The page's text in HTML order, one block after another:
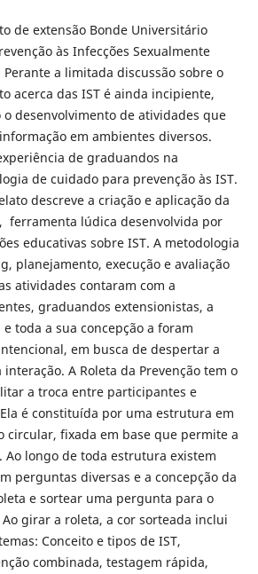
de extensão Bonde Universitário
às Infecções Sexualmente
Perante a limitada discussão sobre o
acerca das IST é ainda incipiente,
desenvolvimento de atividades que
em ambientes diversos.
de graduandos na
de cuidado para prevenção às IST.
descreve a criação e aplicação da
ferramenta lúdica desenvolvida por
educativas sobre IST. A metodologia
planejamento, execução e avaliação
atividades contaram com a
graduandos extensionistas, a
toda a sua concepção a foram
em busca de despertar a
A Roleta da Prevenção tem o
a troca entre participantes e
é constituída por uma estrutura em
circular, fixada em base que permite a
Ao longo de toda estrutura existem
perguntas diversas e a concepção da
e sortear uma pergunta para o
Ao girar a roleta, a cor sorteada inclui
Conceito e tipos de IST,
combinada, testagem rápida,